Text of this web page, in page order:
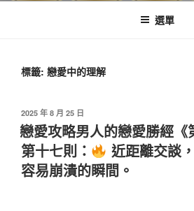
選單
標籤: 戀愛中的理解
2025 年 8 月 25 日
戀愛攻略男人的戀愛勝經《
第十七則：
近距離交談
容易崩潰的瞬間。